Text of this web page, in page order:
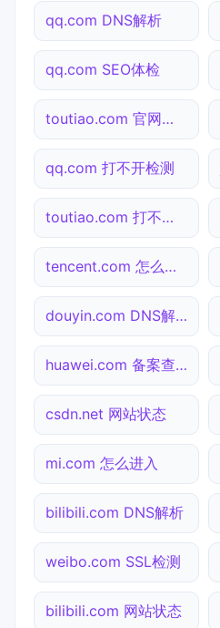
qq.com DNS解析
qq.com SEO体检
toutiao.com 官网入口
qq.com 打不开检测
toutiao.com 打不开检测
tencent.com 怎么进入
douyin.com DNS解析
huawei.com 备案查询
csdn.net 网站状态
mi.com 怎么进入
bilibili.com DNS解析
weibo.com SSL检测
bilibili.com 网站状态